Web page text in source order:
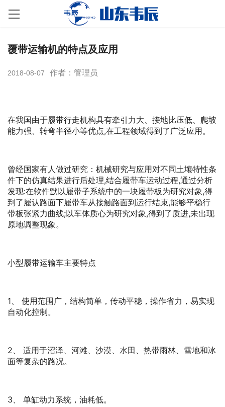
覆带运输机的特点及应用
2018-08-07 作者：管理员
在我国由于履带行走机构具有牵引力大、接地比压低、爬坡
能力强、转弯半径小等优点,在工程领域得到了广泛应用。
曾经国家有人做过研究：机械研究与应用对不同土壤特性条
件下的仿真结果进行后处理,结合履带车运动过程,通过分析
发现:在软件默以履带子系统中的一块履带板为研究对象,得
到了履认路面下履带车从接触路面到运行结束,能够平稳行
带板张紧力曲线;以车体质心为研究对象,得到了质进,未出现
原地调整现象。
小型履带运输车主要特点
1、 使用范围广，结构简单，传动平稳，操作省力，易实现
自动化控制。
2、 适用于沼泽、河滩、沙漠、水田、热带雨林、雪地和冰
面等复杂的路况。
3、 单缸动力系统，油耗低。